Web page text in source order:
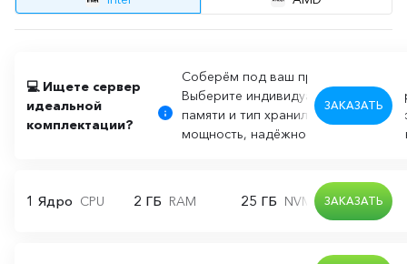
💻 Ищете сервер
идеальной
комплектации?
Соберём под ваш проект!
Выберите индивидуальную
памяти и тип хранилища, плюс
мощность, надёжность и честная
ЗАКАЗАТЬ
1 Ядро CPU 2 ГБ RAM 25 ГБ NVMe дискЗАКАЗАТЬ